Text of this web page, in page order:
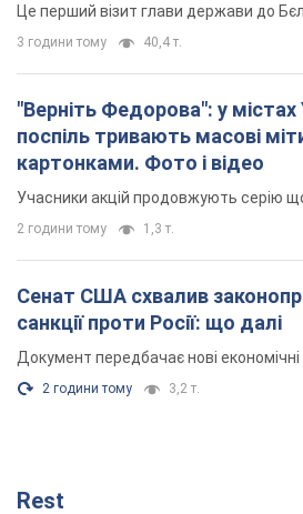
Це перший візит глави держави до
3 години тому 40,4 т.
"Верніть Федорова": у містах
поспіль тривають масові
картонками. Фото і відео
Учасники акцій продовжують серію
2 години тому 1,3 т.
Сенат США схвалив
санкції проти Росії: що далі
Документ передбачає нові
2 години тому 3,2 т.
Rest